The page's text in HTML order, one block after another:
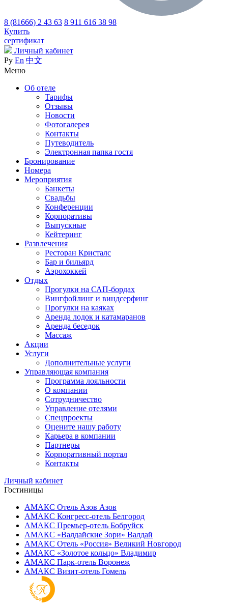
8 (81666) 2 43 63 8 911 616 38 98
Купить
сертификат
Личный кабинет
Ру En 中文
Меню
Об отеле
Тарифы
Отзывы
Новости
Фотогалерея
Контакты
Путеводитель
Электронная папка гостя
Бронирование
Номера
Мероприятия
Банкеты
Свадьбы
Конференции
Корпоративы
Выпускные
Кейтеринг
Развлечения
Ресторан Кристалс
Бар и бильярд
Аэрохоккей
Отдых
Прогулки на САП-бордах
Вингфойлинг и виндсерфинг
Прогулки на каяках
Аренда лодок и катамаранов
Аренда беседок
Массаж
Акции
Услуги
Дополнительные услуги
Управляющая компания
Программа лояльности
О компании
Сотрудничество
Управление отелями
Спецпроекты
Оцените нашу работу
Карьера в компании
Партнеры
Корпоративный портал
Контакты
Личный кабинет
Гостиницы
АМАКС Отель ‎Азов Азов
АМАКС Конгресс-отель Белгород
АМАКС Премьер-отель Бобруйск
АМАКС «‎Валдайские Зори» Валдай
АМАКС Отель «‎Россия» Великий Новгород
АМАКС «‎Золотое кольцо» Владимир
АМАКС Парк-отель Воронеж
АМАКС Визит-отель Гомель